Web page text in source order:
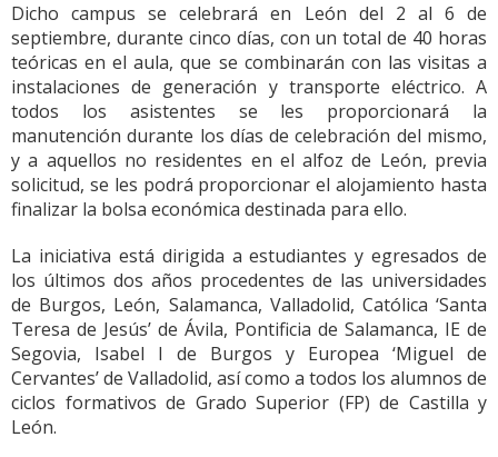
Dicho campus se celebrará en León del 2 al 6 de
septiembre, durante cinco días, con un total de 40 horas
teóricas en el aula, que se combinarán con las visitas a
instalaciones de generación y transporte eléctrico. A
todos los asistentes se les proporcionará la
manutención durante los días de celebración del mismo,
y a aquellos no residentes en el alfoz de León, previa
solicitud, se les podrá proporcionar el alojamiento hasta
finalizar la bolsa económica destinada para ello.
La iniciativa está dirigida a estudiantes y egresados de
los últimos dos años procedentes de las universidades
de Burgos, León, Salamanca, Valladolid, Católica ‘Santa
Teresa de Jesús’ de Ávila, Pontificia de Salamanca, IE de
Segovia, Isabel I de Burgos y Europea ‘Miguel de
Cervantes’ de Valladolid, así como a todos los alumnos de
ciclos formativos de Grado Superior (FP) de Castilla y
León.